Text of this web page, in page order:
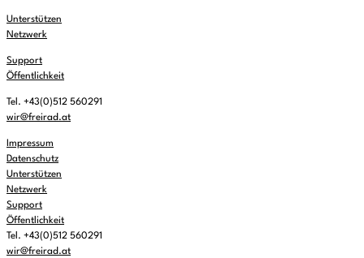
Unterstützen
Netzwerk
Support
Öffentlichkeit
Tel. +43(0)512 560291
wir@freirad.at
Impressum
Datenschutz
Unterstützen
Netzwerk
Support
Öffentlichkeit
Tel. +43(0)512 560291
wir@freirad.at